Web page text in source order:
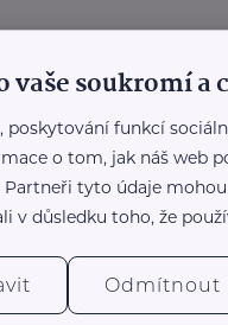
prarodiče
soukromí a
poskytování funkcí
o tom, jak náš web
Partneři tyto údaje
v důsledku toho, že
Odmítnout